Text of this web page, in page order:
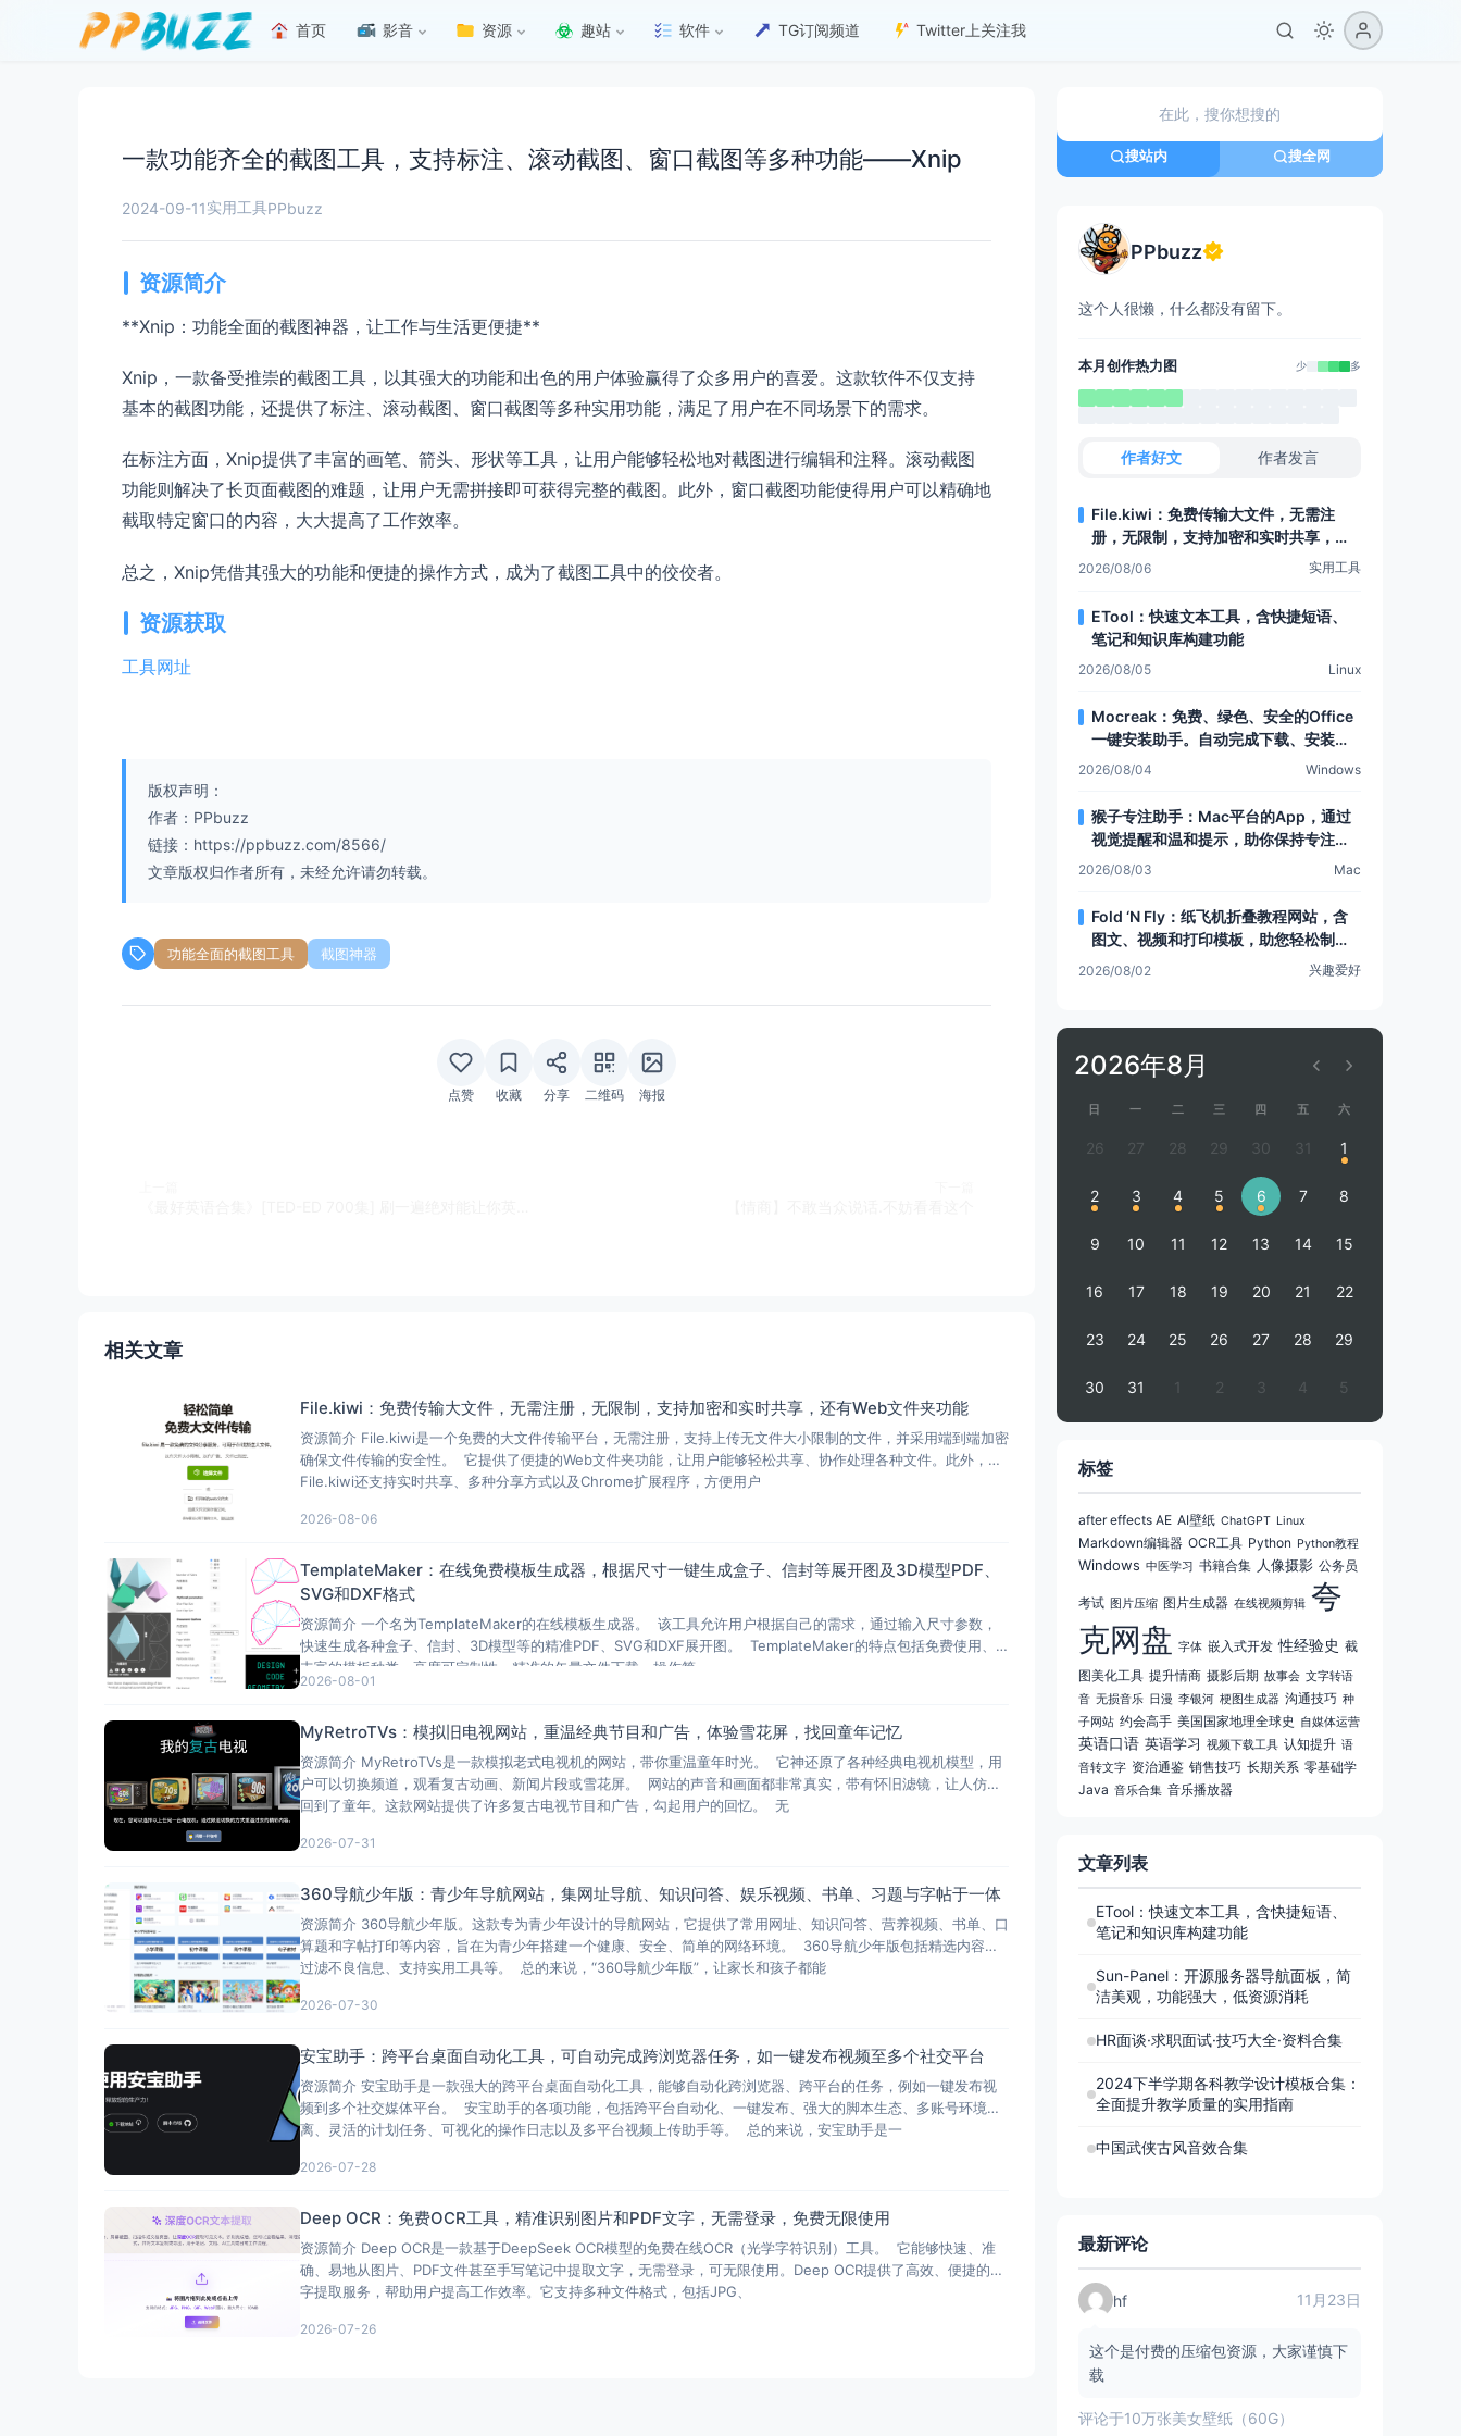
首页 影音 资源 趣站 软件 TG订阅频道 Twitter上关注我
一款功能齐全的截图工具，支持标注、滚动截图、窗口截图等多种功能——Xnip
2024-09-11实用工具PPbuzz
资源简介
**Xnip：功能全面的截图神器，让工作与生活更便捷**
Xnip，一款备受推崇的截图工具，以其强大的功能和出色的用户体验赢得了众多用户的喜爱。这款软件不仅支持
基本的截图功能，还提供了标注、滚动截图、窗口截图等多种实用功能，满足了用户在不同场景下的需求。
在标注方面，Xnip提供了丰富的画笔、箭头、形状等工具，让用户能够轻松地对截图进行编辑和注释。滚动截图
功能则解决了长页面截图的难题，让用户无需拼接即可获得完整的截图。此外，窗口截图功能使得用户可以精确地
截取特定窗口的内容，大大提高了工作效率。
总之，Xnip凭借其强大的功能和便捷的操作方式，成为了截图工具中的佼佼者。
资源获取
工具网址
版权声明：
作者：PPbuzz
链接：https://ppbuzz.com/8566/
文章版权归作者所有，未经允许请勿转载。
功能全面的截图工具 截图神器
点赞 收藏 分享 二维码 海报
相关文章
File.kiwi：免费传输大文件，无需注册，无限制，支持加密和实时共享，还有Web文件夹功能
资源简介 File.kiwi是一个免费的大文件传输平台，无需注册，支持上传无文件大小限制的文件，并采用端到端加密
确保文件传输的安全性。 它提供了便捷的Web文件夹功能，让用户能够轻松共享、协作处理各种文件。此外，
File.kiwi还支持实时共享、多种分享方式以及Chrome扩展程序，方便用户
2026-08-06
TemplateMaker：在线免费模板生成器，根据尺寸一键生成盒子、信封等展开图及3D模型PDF、
SVG和DXF格式
资源简介 一个名为TemplateMaker的在线模板生成器。 该工具允许用户根据自己的需求，通过输入尺寸参数，
快速生成各种盒子、信封、3D模型等的精准PDF、SVG和DXF展开图。 TemplateMaker的特点包括免费使用、
丰富的模板种类、高度可定制性、精准的矢量文件下载、操作简
2026-08-01
MyRetroTVs：模拟旧电视网站，重温经典节目和广告，体验雪花屏，找回童年记忆
资源简介 MyRetroTVs是一款模拟老式电视机的网站，带你重温童年时光。 它神还原了各种经典电视机模型，用
户可以切换频道，观看复古动画、新闻片段或雪花屏。 网站的声音和画面都非常真实，带有怀旧滤镜，让人仿佛
回到了童年。这款网站提供了许多复古电视节目和广告，勾起用户的回忆。 无
2026-07-31
360导航少年版：青少年导航网站，集网址导航、知识问答、娱乐视频、书单、习题与字帖于一体
资源简介 360导航少年版。这款专为青少年设计的导航网站，它提供了常用网址、知识问答、营养视频、书单、口
算题和字帖打印等内容，旨在为青少年搭建一个健康、安全、简单的网络环境。 360导航少年版包括精选内容、
过滤不良信息、支持实用工具等。 总的来说，“360导航少年版”，让家长和孩子都能
2026-07-30
安宝助手：跨平台桌面自动化工具，可自动完成跨浏览器任务，如一键发布视频至多个社交平台
资源简介 安宝助手是一款强大的跨平台桌面自动化工具，能够自动化跨浏览器、跨平台的任务，例如一键发布视
频到多个社交媒体平台。 安宝助手的各项功能，包括跨平台自动化、一键发布、强大的脚本生态、多账号环境隔
离、灵活的计划任务、可视化的操作日志以及多平台视频上传助手等。 总的来说，安宝助手是一
2026-07-28
Deep OCR：免费OCR工具，精准识别图片和PDF文字，无需登录，免费无限使用
资源简介 Deep OCR是一款基于DeepSeek OCR模型的免费在线OCR（光学字符识别）工具。 它能够快速、准
确、易地从图片、PDF文件甚至手写笔记中提取文字，无需登录，可无限使用。Deep OCR提供了高效、便捷的文
字提取服务，帮助用户提高工作效率。它支持多种文件格式，包括JPG、
2026-07-26
搜站内 搜全网
PPbuzz
这个人很懒，什么都没有留下。
本月创作热力图 少 多
作者好文 作者发言
File.kiwi：免费传输大文件，无需注
册，无限制，支持加密和实时共享，还
有Web文件夹功能
2026/08/06 实用工具
ETool：快速文本工具，含快捷短语、
笔记和知识库构建功能
2026/08/05 Linux
Mocreak：免费、绿色、安全的Office
一键安装助手。自动完成下载、安装和
部署，让Office安装更简单，支持多种
2026/08/04 Windows
猴子专注助手：Mac平台的App，通过
视觉提醒和温和提示，助你保持专注，
提升注意力
2026/08/03 Mac
Fold ‘N Fly：纸飞机折叠教程网站，含
图文、视频和打印模板，助您轻松制作
各类纸飞机
2026/08/02 兴趣爱好
2026年8月
日 一 二 三 四 五 六
26 27 28 29 30 31 1
2 3 4 5 6 7 8
9 10 11 12 13 14 15
16 17 18 19 20 21 22
23 24 25 26 27 28 29
30 31 1 2 3 4 5
标签
after effects AE AI壁纸 ChatGPT Linux
Markdown编辑器 OCR工具 Python Python教程
Windows 中医学习 书籍合集 人像摄影 公务员
考试 图片压缩 图片生成器 在线视频剪辑 夸
克网盘 字体 嵌入式开发 性经验史 截
图美化工具 提升情商 摄影后期 故事会 文字转语
音 无损音乐 日漫 李银河 梗图生成器 沟通技巧 种
子网站 约会高手 美国国家地理全球史 自媒体运营
英语口语 英语学习 视频下载工具 认知提升 语
音转文字 资治通鉴 销售技巧 长期关系 零基础学
Java 音乐合集 音乐播放器
文章列表
ETool：快速文本工具，含快捷短语、
笔记和知识库构建功能
Sun-Panel：开源服务器导航面板，简
洁美观，功能强大，低资源消耗
HR面谈·求职面试·技巧大全·资料合集
2024下半学期各科教学设计模板合集：
全面提升教学质量的实用指南
中国武侠古风音效合集
最新评论
hf 11月23日
这个是付费的压缩包资源，大家谨慎下
载
评论于10万张美女壁纸（60G）